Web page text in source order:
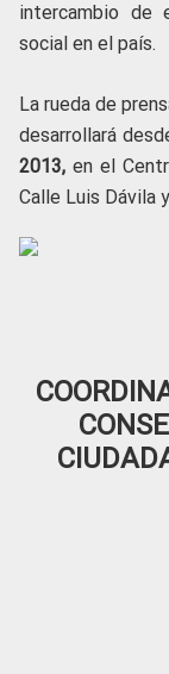
intercambio de
social en el país.
La rueda de
desarrollará
2013, en el
Calle Luis Dávila